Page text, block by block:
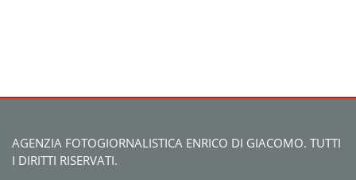
AGENZIA FOTOGIORNALISTICA ENRICO DI GIACOMO. TUTTI
I DIRITTI RISERVATI.